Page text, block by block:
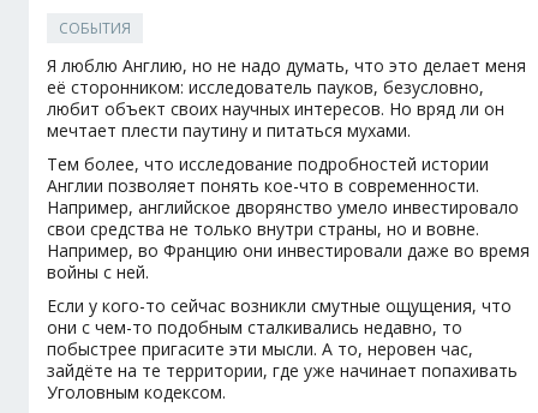
СОБЫТИЯ
Я люблю Англию, но не надо думать, что это делает меня
её сторонником: исследователь пауков, безусловно,
любит объект своих научных интересов. Но вряд ли он
мечтает плести паутину и питаться мухами.
Тем более, что исследование подробностей истории
Англии позволяет понять кое-что в современности.
Например, английское дворянство умело инвестировало
свои средства не только внутри страны, но и вовне.
Например, во Францию они инвестировали даже во время
войны с ней.
Если у кого-то сейчас возникли смутные ощущения, что
они с чем-то подобным сталкивались недавно, то
побыстрее пригасите эти мысли. А то, неровен час,
зайдёте на те территории, где уже начинает попахивать
Уголовным кодексом.